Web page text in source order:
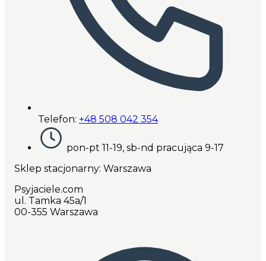
Telefon: +48 508 042 354
pon-pt 11-19, sb-nd pracująca 9-17
Sklep stacjonarny: Warszawa
Psyjaciele.com
ul. Tamka 45a/1
00-355 Warszawa